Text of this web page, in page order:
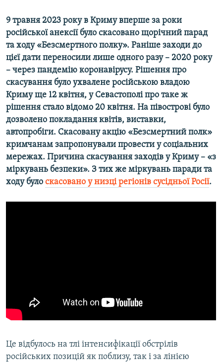
9 травня 2023 року в Криму вперше за роки
російської анексії було скасовано щорічний парад
та ходу «Безсмертного полку». Раніше заходи до
цієї дати переносили лише одного разу – 2020 року
– через пандемію коронавірусу. Рішення про
скасування було ухвалене російською владою
Криму ще 12 квітня, у Севастополі про таке ж
рішення стало відомо 20 квітня. На півострові було
дозволено покладання квітів, виставки,
автопробіги. Скасовану акцію «Безсмертний полк»
кримчанам запропонували провести у соціальних
мережах. Причина скасування заходів у Криму – «з
міркувань безпеки». З тих же міркувань паради та
ходу було скасовано у низці регіонів сусідньої Росії.
Це відбулось на тлі інтенсифікації обстрілів
російських позицій як поблизу, так і за лінією